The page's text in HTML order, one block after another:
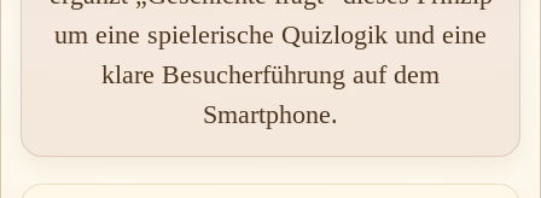
um eine spielerische Quizlogik und eine
klare Besucherführung auf dem
Smartphone.